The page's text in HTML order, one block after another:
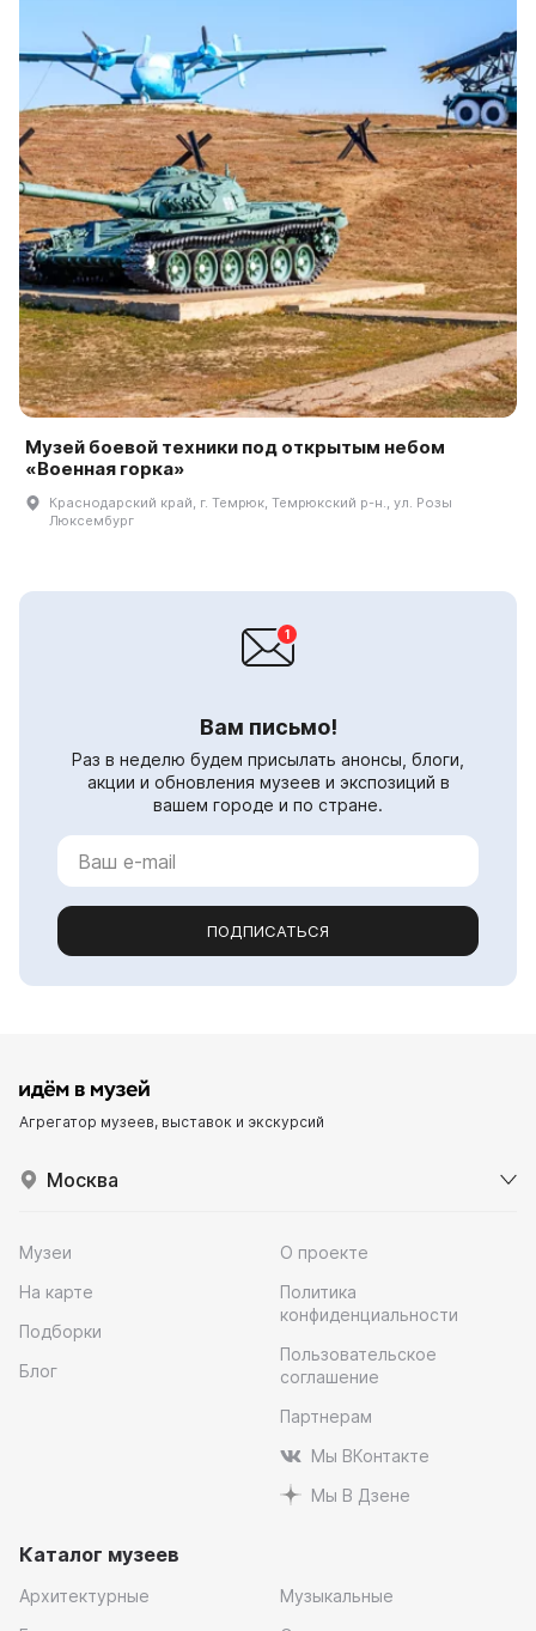
Музей боевой техники под открытым небом
«Военная горка»
Краснодарский край, г. Темрюк, Темрюкский р-н., ул. Розы
Люксембург
Вам письмо!
Раз в неделю будем присылать анонсы, блоги,
акции и обновления музеев и экспозиций в
вашем городе и по стране.
ПОДПИСАТЬСЯ
Агрегатор музеев, выставок и экскурсий
Москва
Музеи
На карте
Подборки
Блог
О проекте
Политика
конфиденциальности
Пользовательское
соглашение
Партнерам
Мы ВКонтакте
Мы В Дзене
Каталог музеев
Архитектурные
Музыкальные